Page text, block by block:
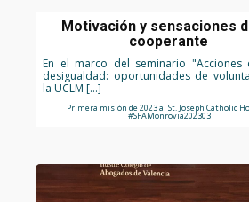
Motivación y sensaciones
cooperante
En el marco del seminario "Acciones
desigualdad: oportunidades de
la UCLM […]
Primera misión de 2023 al St. Joseph Catholic
#SFAMonrovia202303